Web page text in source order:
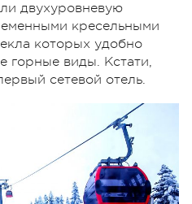
двухуровневую
кресельными
которых удобно
горные виды. Кстати,
сетевой отель.